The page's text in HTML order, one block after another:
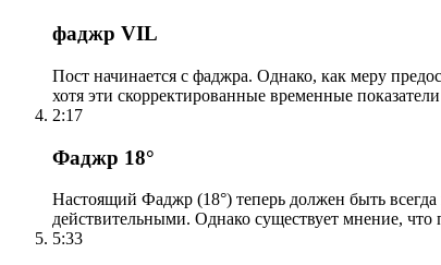
фаджр VIL
Пост начинается с фаджра. Однако, как меру
хотя эти скорректированные временные
2:17
Фаджр 18°
Настоящий Фаджр (18°) теперь должен быть
действительными. Однако существует мнение,
5:33